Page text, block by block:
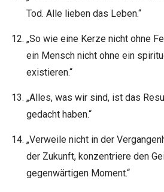
Tod. Alle lieben das Leben.“
„So wie eine Kerze nicht ohne
ein Mensch nicht ohne ein
existieren.“
„Alles, was wir sind, ist das
gedacht haben.“
„Verweile nicht in der
der Zukunft, konzentriere den
gegenwärtigen Moment.“